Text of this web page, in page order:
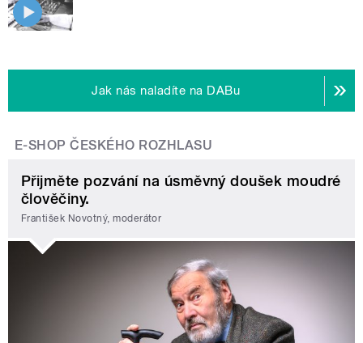
Jak nás naladíte na DABu
E-SHOP ČESKÉHO ROZHLASU
Přijměte pozvání na úsměvný doušek moudré
člověčiny.
František Novotný, moderátor